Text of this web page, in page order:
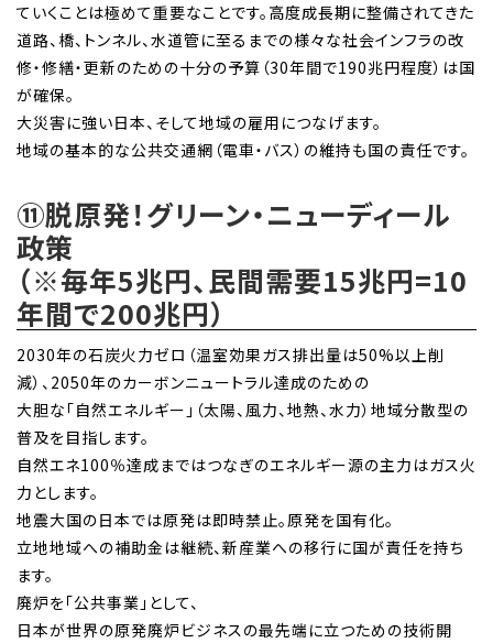
ていくことは極めて重要なことです。高度成長期に整備されてきた
道路、橋、トンネル、水道管に至るまでの様々な社会インフラの改
修・修繕・更新のための十分の予算（30年間で190兆円程度）は国
が確保。
大災害に強い日本、そして地域の雇用につなげます。
地域の基本的な公共交通網（電車・バス）の維持も国の責任です。
⑪脱原発！グリーン・ニューディール
政策
（※毎年5兆円、民間需要15兆円=10
年間で200兆円）
2030年の石炭火力ゼロ（温室効果ガス排出量は50%以上削
減）、2050年のカーボンニュートラル達成のための
大胆な「自然エネルギー」（太陽、風力、地熱、水力）地域分散型の
普及を目指します。
自然エネ100％達成まではつなぎのエネルギー源の主力はガス火
力とします。
地震大国の日本では原発は即時禁止。原発を国有化。
立地地域への補助金は継続、新産業への移行に国が責任を持ち
ます。
廃炉を「公共事業」として、
日本が世界の原発廃炉ビジネスの最先端に立つための技術開